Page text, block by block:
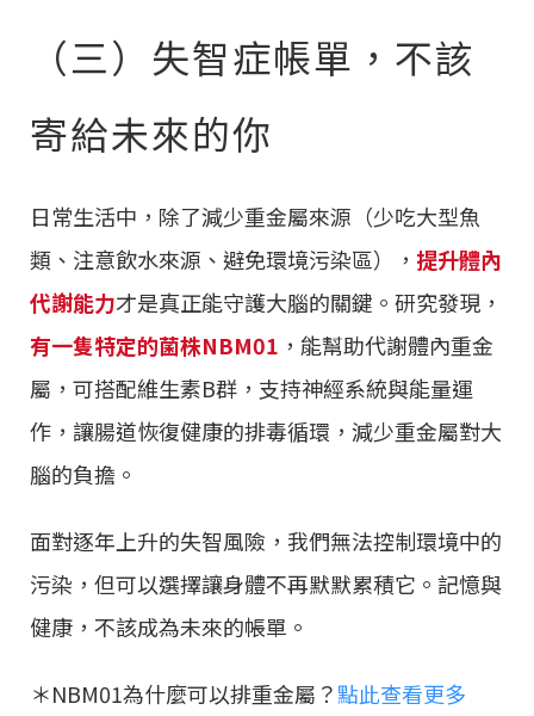
（三）失智症帳單，不該
寄給未來的你
日常生活中，除了減少重金屬來源（少吃大型魚
類、注意飲水來源、避免環境污染區）， 提升體內
代謝能力才是真正能守護大腦的關鍵。研究發現，
有一隻特定的菌株NBM01 ，能幫助代謝體內重金
屬，可搭配維生素B群，支持神經系統與能量運
作，讓腸道恢復健康的排毒循環，減少重金屬對大
腦的負擔。
面對逐年上升的失智風險，我們無法控制環境中的
污染，但可以選擇讓身體不再默默累積它。記憶與
健康，不該成為未來的帳單。
＊NBM01為什麼可以排重金屬？點此查看更多